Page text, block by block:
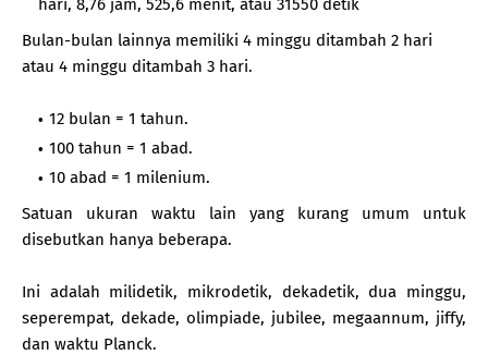
Bulan-bulan lainnya memiliki 4 minggu ditambah 2 hari
atau 4 minggu ditambah 3 hari.
12 bulan = 1 tahun.
100 tahun = 1 abad.
10 abad = 1 milenium.
Satuan ukuran waktu lain yang kurang umum untuk
disebutkan hanya beberapa.
Ini adalah milidetik, mikrodetik, dekadetik, dua minggu,
seperempat, dekade, olimpiade, jubilee, megaannum, jiffy,
dan waktu Planck.